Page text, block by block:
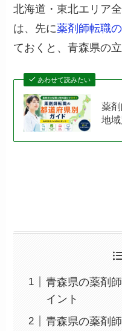
北海道・東北エリア
は、先に薬剤師転職
ておくと、青森県の
あわせて読みたい
薬
地
青森県の薬剤
イント
青森県の薬剤